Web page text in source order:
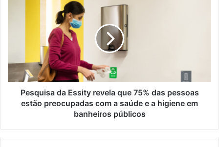
Pesquisa da Essity revela que 75% das pessoas
estão preocupadas com a saúde e a higiene em
banheiros públicos